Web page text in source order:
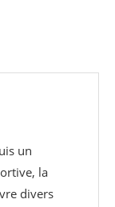
un
la
divers